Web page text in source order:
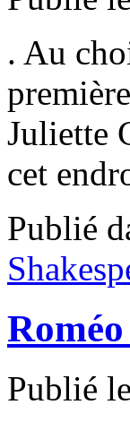
. Au
Juliette
cet
Publié
Publié le